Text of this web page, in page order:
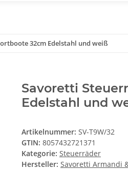
32cm Edelstahl und weiß
Savoretti
Edelstahl und
Artikelnummer: SV-T9W/32
GTIN: 8057432721371
Kategorie: Steuerräder
Hersteller: Savoretti Armandi